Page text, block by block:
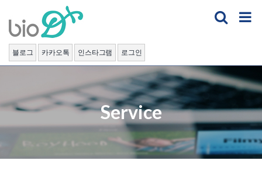
content
블로그 카카오톡 인스타그램 로그인
Service